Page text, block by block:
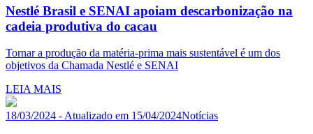
Nestlé Brasil e SENAI apoiam descarbonização na
cadeia produtiva do cacau
Tornar a produção da matéria-prima mais sustentável é um dos
objetivos da Chamada Nestlé e SENAI
LEIA MAIS
18/03/2024 - Atualizado em 15/04/2024Notícias